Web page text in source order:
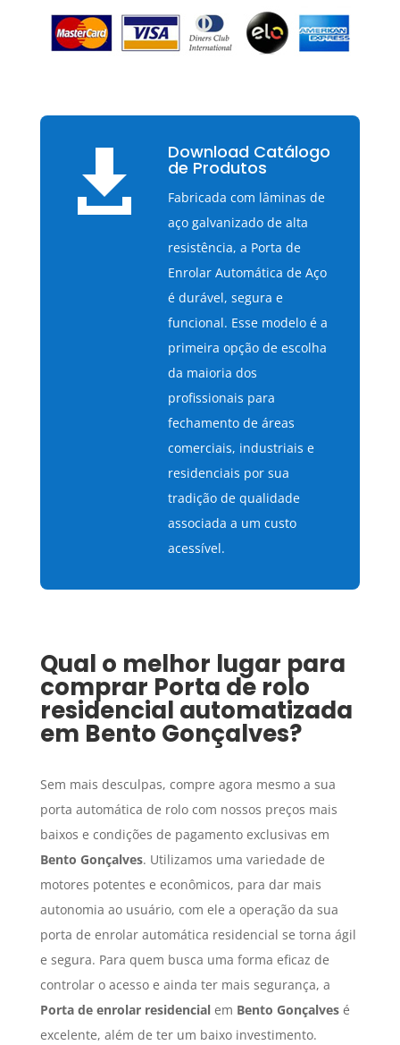
 Download Catálogo
de Produtos
Fabricada com lâminas de
aço galvanizado de alta
resistência, a Porta de
Enrolar Automática de Aço
é durável, segura e
funcional. Esse modelo é a
primeira opção de escolha
da maioria dos
profissionais para
fechamento de áreas
comerciais, industriais e
residenciais por sua
tradição de qualidade
associada a um custo
acessível.
Qual o melhor lugar para
comprar Porta de rolo
residencial automatizada
em Bento Gonçalves?
Sem mais desculpas, compre agora mesmo a sua
porta automática de rolo com nossos preços mais
baixos e condições de pagamento exclusivas em
Bento Gonçalves. Utilizamos uma variedade de
motores potentes e econômicos, para dar mais
autonomia ao usuário, com ele a operação da sua
porta de enrolar automática residencial se torna ágil
e segura. Para quem busca uma forma eficaz de
controlar o acesso e ainda ter mais segurança, a
Porta de enrolar residencialem Bento Gonçalvesé
excelente, além de ter um baixo investimento.